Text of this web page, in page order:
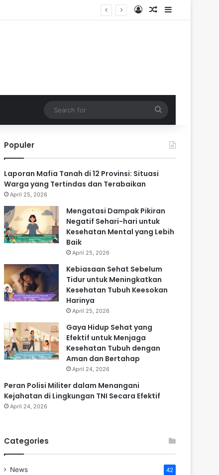
Log InRandom Article
Sidebar
for
Populer
Laporan Mafia Tanah di 12 Provinsi: Situasi
Warga yang Tertindas dan Terabaikan
April 25, 2026
Mengatasi Dampak Pikiran
Negatif Sehari-hari untuk
Kesehatan Mental yang Lebih
Baik
April 25, 2026
Kebiasaan Sehat Sebelum
Tidur untuk Meningkatkan
Kesehatan Tubuh Keesokan
Harinya
April 25, 2026
Gaya Hidup Sehat yang
Efektif untuk Menjaga
Kesehatan Tubuh dengan
Aman dan Bertahap
April 24, 2026
Peran Polisi Militer dalam Menangani
Kejahatan di Lingkungan TNI Secara Efektif
April 24, 2026
Categories
News 42